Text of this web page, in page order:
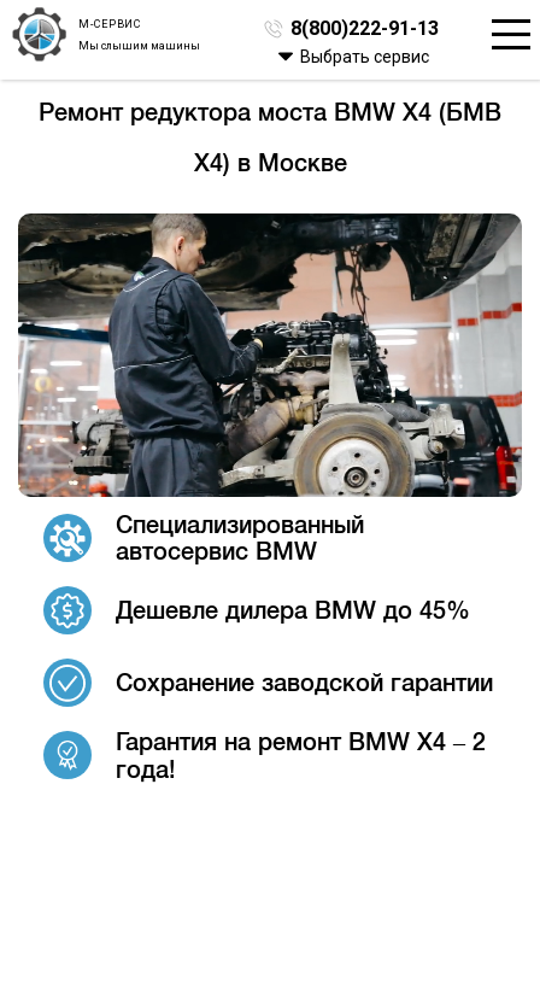
М-СЕРВИС
Мы слышим машины
8(800)222-91-13
Выбрать сервис
Ремонт редуктора моста BMW X4 (БМВ
Х4) в Москве
Специализированный
автосервис BMW
Дешевле дилера BMW до 45%
Сохранение заводской гарантии
Гарантия на ремонт BMW X4 – 2
года!